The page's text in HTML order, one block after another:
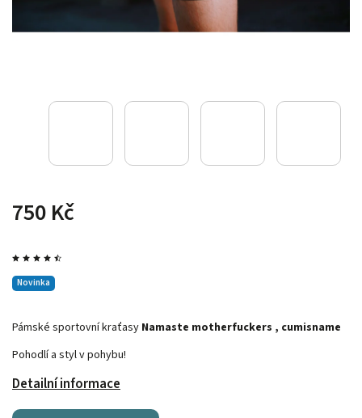
750 Kč
Novinka
Pámské sportovní kraťasy Namaste motherfuckers , cumisname
Pohodlí a styl v pohybu!
Detailní informace